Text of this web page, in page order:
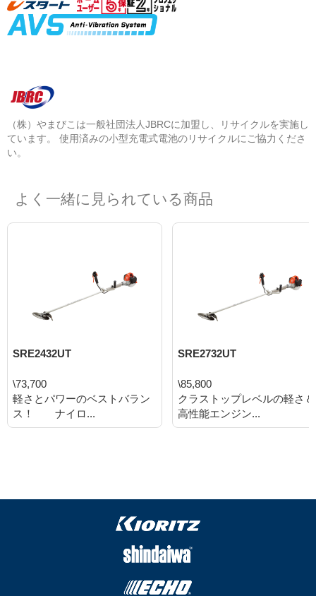
（株）やまびこは一般社団法人JBRCに加盟し、リサイクルを実施し
ています。 使用済みの小型充電式電池のリサイクルにご協力くださ
い。
よく一緒に見られている商品
SRE2432UT
\73,700
軽さとパワーのベストバラン
ス！ ナイロ...
SRE2732UT
\85,800
クラストップレベルの軽さ＆
高性能エンジン...